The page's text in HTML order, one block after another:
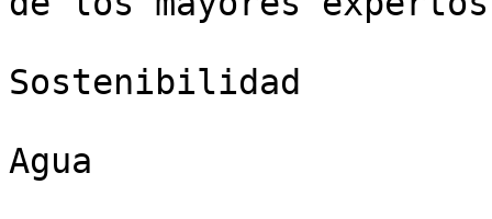
Sostenibilidad
Agua